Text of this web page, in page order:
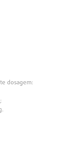
dosagem: